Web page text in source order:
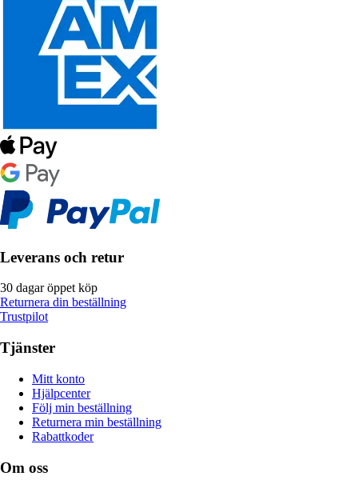
Leverans och retur
30 dagar öppet köp
Returnera din beställning
Trustpilot
Tjänster
Mitt konto
Hjälpcenter
Följ min beställning
Returnera min beställning
Rabattkoder
Om oss